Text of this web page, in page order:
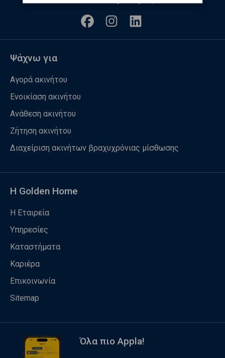
Ψάχνω για
Αγορά ακινήτου
Ενοικίαση ακινήτου
Ανάθεση ακινήτου
Ζήτηση ακινήτου
Διαχείριση ακινήτων βραχυχρόνιας μίσθωσης
Η Golden Home
Η Εταιρεία
Υπηρεσίες
Καταστήματα
Καριέρα
Επικοινωνία
Sitemap
Όλα πιο Appla!